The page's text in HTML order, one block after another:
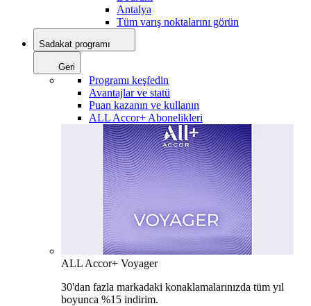
Antalya
Tüm varış noktalarını görün
Sadakat programı
Geri
Programı keşfedin
Avantajlar ve statü
Puan kazanın ve kullanın
ALL Accor+ Abonelikleri
ALL Accor+ Voyager
30'dan fazla markadaki konaklamalarınızda tüm yıl
boyunca %15 indirim.